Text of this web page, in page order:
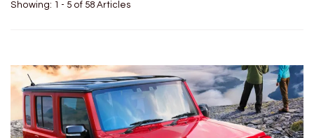
Showing: 1 - 5 of 58 Articles